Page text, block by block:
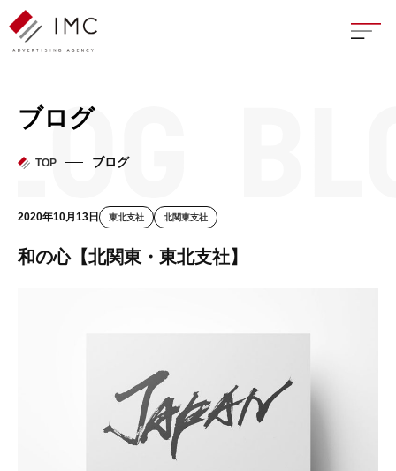
座談
ブログ
TOP ブログ
2020年10月13日 東北支社 北関東支社
和の心【北関東・東北支社】